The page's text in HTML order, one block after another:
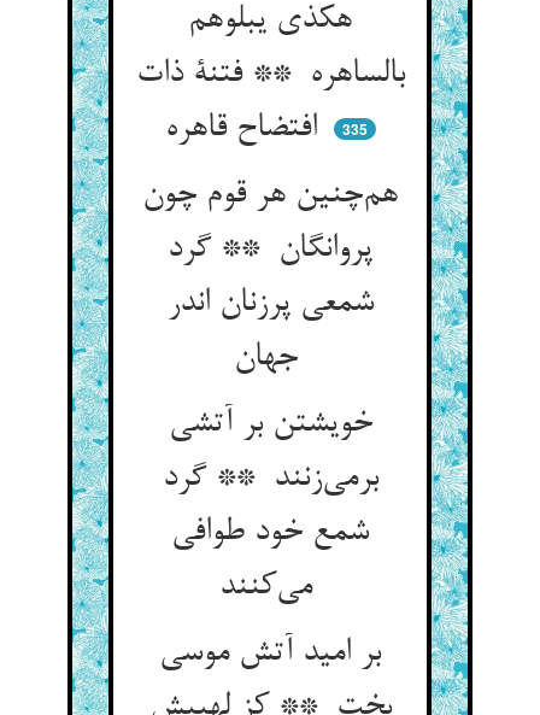
هکذی یبلوهم
بالساهره ** فتنة ذات
افتضاح قاهره
335
هم‌چنین هر قوم چون
پروانگان ** گرد
شمعی پرزنان اندر
جهان
خویشتن بر آتشی
برمی‌زنند ** گرد
شمع خود طوافی
می‌کنند
بر امید آتش موسی